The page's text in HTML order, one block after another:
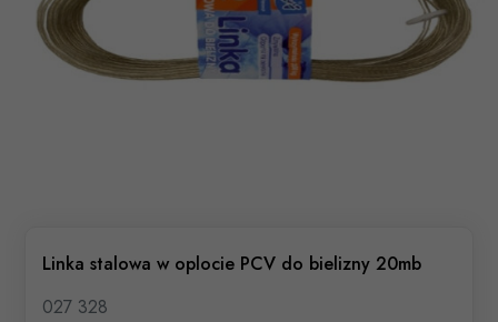
Linka stalowa w oplocie PCV do bielizny 20mb
027 328